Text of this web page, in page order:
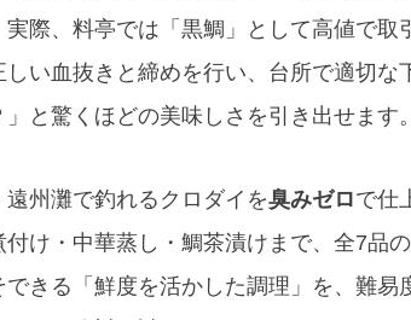
際、料亭では「黒鯛」として高値で取
い血抜きと締めを行い、台所で適切な
と驚くほどの美味しさを引き出せます。
州灘で釣れるクロダイを臭みゼロで仕
け・中華蒸し・鯛茶漬けまで、全7品
きる「鮮度を活かした調理」を、難易